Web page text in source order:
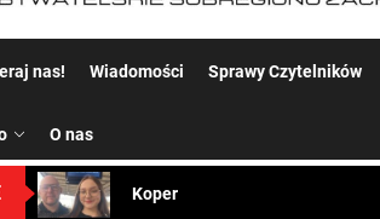
nas! Wiadomości Sprawy Czytelników
O nas
Koper – część 2.
Uwaga Dębieńsko – woda